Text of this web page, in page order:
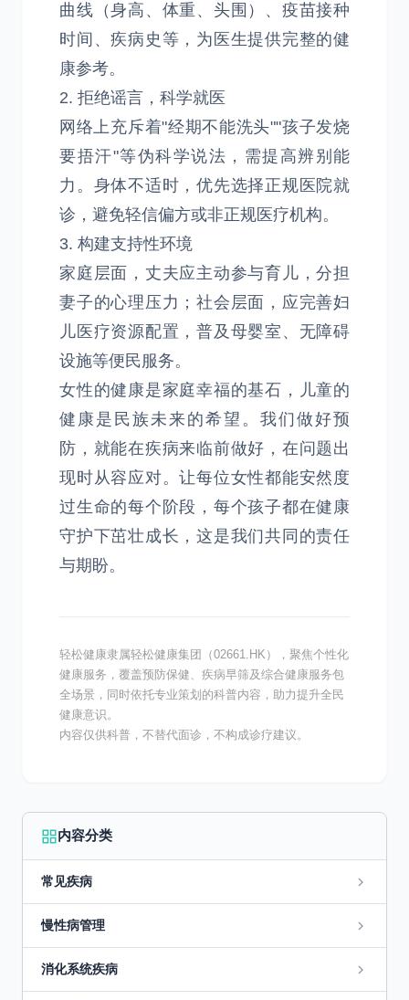
曲线（身高、体重、头围）、疫苗接种
时间、疾病史等，为医生提供完整的健
康参考。
2. 拒绝谣言，科学就医
网络上充斥着"经期不能洗头""孩子发烧
要捂汗"等伪科学说法，需提高辨别能
力。身体不适时，优先选择正规医院就
诊，避免轻信偏方或非正规医疗机构。
3. 构建支持性环境
家庭层面，丈夫应主动参与育儿，分担
妻子的心理压力；社会层面，应完善妇
儿医疗资源配置，普及母婴室、无障碍
设施等便民服务。
女性的健康是家庭幸福的基石，儿童的
健康是民族未来的希望。我们做好预
防，就能在疾病来临前做好，在问题出
现时从容应对。让每位女性都能安然度
过生命的每个阶段，每个孩子都在健康
守护下茁壮成长，这是我们共同的责任
与期盼。
轻松健康隶属轻松健康集团（02661.HK），聚焦个性化
健康服务，覆盖预防保健、疾病早筛及综合健康服务包
全场景，同时依托专业策划的科普内容，助力提升全民
健康意识。
内容仅供科普，不替代面诊，不构成诊疗建议。
内容分类
常见疾病
慢性病管理
消化系统疾病